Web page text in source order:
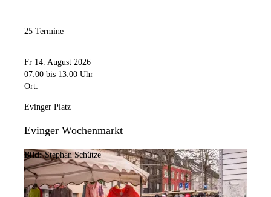
25 Termine
Fr 14. August 2026
07:00 bis 13:00 Uhr
Ort:
Evinger Platz
Evinger Wochenmarkt
Bild: Stephan Schütze